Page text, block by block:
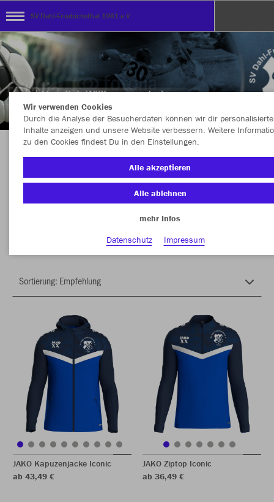
SV Dahl-Friedrichsthal 1961 e.V.
TEAMSHOP - SV DAHL-FRIEDRICHSTHAL 1961
e.V.
Farbe
JAKO Kapuzenjacke Iconic
ab 43,49 €
JAKO Ziptop Iconic
ab 36,49 €
Wir verwenden Cookies
Durch die Analyse der Besucherdaten können wir dir personalisierte
Inhalte anzeigen und unsere Website verbessern. Weitere
zu den Cookies findest Du in den Einstellungen.
Alle akzeptieren
Alle ablehnen
mehr Infos
Datenschutz
Impressum